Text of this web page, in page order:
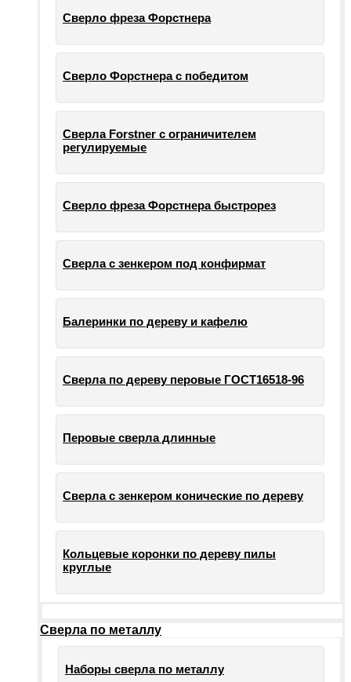
Сверло фреза Форстнера
Сверло Форстнера с победитом
Сверла Forstner с ограничителем
регулируемые
Сверло фреза Форстнера быстрорез
Сверла с зенкером под конфирмат
Балеринки по дереву и кафелю
Сверла по дереву перовые ГОСТ16518-96
Перовые сверла длинные
Сверла с зенкером конические по дереву
Кольцевые коронки по дереву пилы
круглые
Сверла по металлу
Наборы сверла по металлу